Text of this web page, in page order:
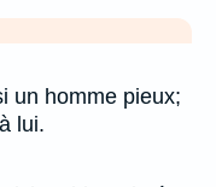
un homme pieux;
lui.